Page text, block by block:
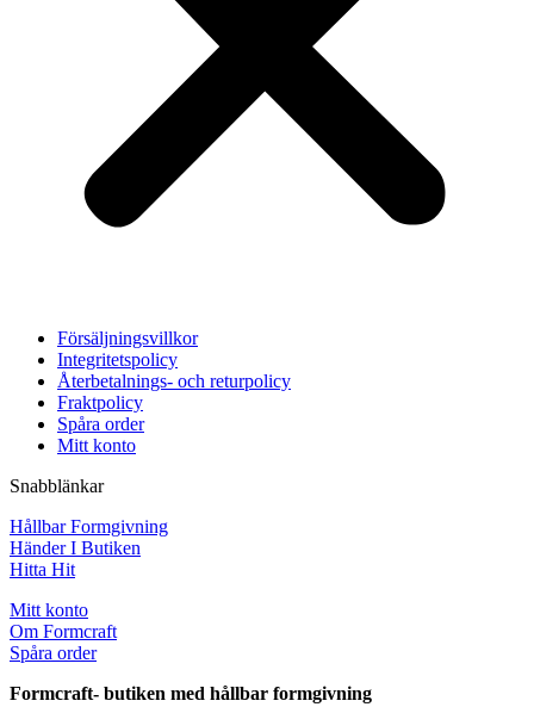
Försäljningsvillkor
Integritetspolicy
Återbetalnings- och returpolicy
Fraktpolicy
Spåra order
Mitt konto
Snabblänkar
Hållbar Formgivning
Händer I Butiken
Hitta Hit
Mitt konto
Om Formcraft
Spåra order
Formcraft- butiken med hållbar formgivning